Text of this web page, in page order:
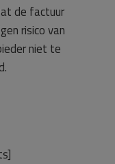
de factuur
risico van
niet te